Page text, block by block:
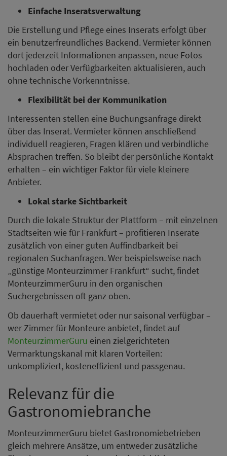
Einfache Inseratsverwaltung
Die Erstellung und Pflege eines Inserats erfolgt über
ein benutzerfreundliches Backend. Vermieter können
dort jederzeit Informationen anpassen, neue Fotos
hochladen oder Verfügbarkeiten aktualisieren, auch
ohne technische Vorkenntnisse.
Flexibilität bei der Kommunikation
Interessenten stellen eine Buchungsanfrage direkt
über das Inserat. Vermieter können anschließend
individuell reagieren, Fragen klären und verbindliche
Absprachen treffen. So bleibt der persönliche Kontakt
erhalten – ein wichtiger Faktor für viele kleinere
Anbieter.
Lokal starke Sichtbarkeit
Durch die lokale Struktur der Plattform – mit einzelnen
Stadtseiten wie für Frankfurt – profitieren Inserate
zusätzlich von einer guten Auffindbarkeit bei
regionalen Suchanfragen. Wer beispielsweise nach
„günstige Monteurzimmer Frankfurt“ sucht, findet
MonteurzimmerGuru in den organischen
Suchergebnissen oft ganz oben.
Ob dauerhaft vermietet oder nur saisonal verfügbar –
wer Zimmer für Monteure anbietet, findet auf
MonteurzimmerGuru einen zielgerichteten
Vermarktungskanal mit klaren Vorteilen:
unkompliziert, kosteneffizient und passgenau.
Relevanz für die
Gastronomiebranche
MonteurzimmerGuru bietet Gastronomiebetrieben
gleich mehrere Ansätze, um entweder zusätzliche